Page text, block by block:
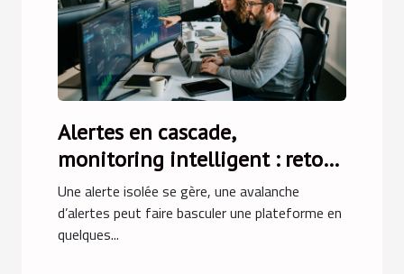
Alertes en cascade,
monitoring intelligent : retour
sur une crise évitée
Une alerte isolée se gère, une avalanche
d’alertes peut faire basculer une plateforme en
quelques...